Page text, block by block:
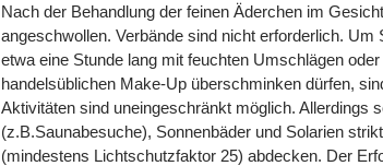
Nach der Behandlung der feinen Äderchen im
angeschwollen. Verbände sind nicht erforderlich.
etwa eine Stunde lang mit feuchten Umschlägen
handelsüblichen Make-Up überschminken dürfen,
Aktivitäten sind uneingeschränkt möglich. Allerdings
(z.B.Saunabesuche), Sonnenbäder und Solarien
(mindestens Lichtschutzfaktor 25) abdecken. Der